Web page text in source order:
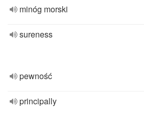
minóg morski
sureness
pewność
principally